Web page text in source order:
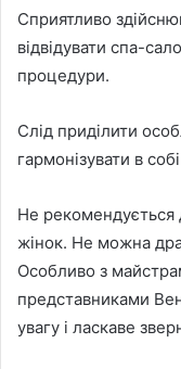
Сприятливо
відвідувати спа-
процедури.
Слід приділити
гармонізувати в
Не рекомендується
жінок. Не можна
Особливо з
представниками
увагу і ласкаве